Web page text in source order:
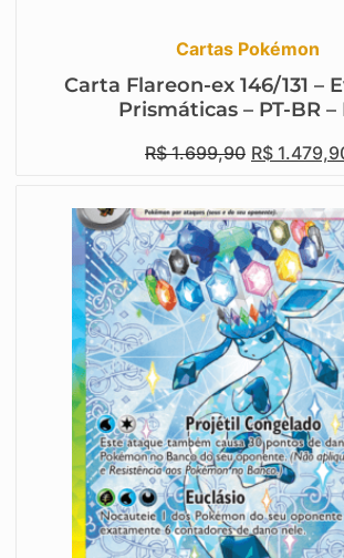
Cartas Pokémon
Carta Flareon-ex 146/131 –
Prismáticas – PT-BR –
R$1.699,90 R$